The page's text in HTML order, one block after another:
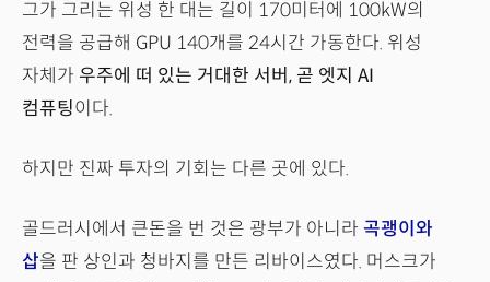
그가 그리는 위성 한 대는 길이 170미터에 100kW의
전력을 공급해 GPU 140개를 24시간 가동한다. 위성
자체가 우주에 떠 있는 거대한 서버, 곧 엣지 AI
컴퓨팅이다.
하지만 진짜 투자의 기회는 다른 곳에 있다.
골드러시에서 큰돈을 번 것은 광부가 아니라 곡괭이와
삽을 판 상인과 청바지를 만든 리바이스였다. 머스크가